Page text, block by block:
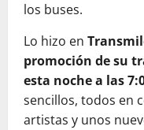
los buses.
Lo hizo en
promoción de su
esta noche a las
sencillos, todos en
artistas y unos